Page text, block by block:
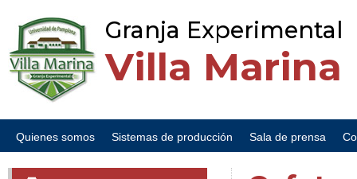
Granja Experimental
Villa Marina
Quienes somos Sistemas de producción Sala de prensa